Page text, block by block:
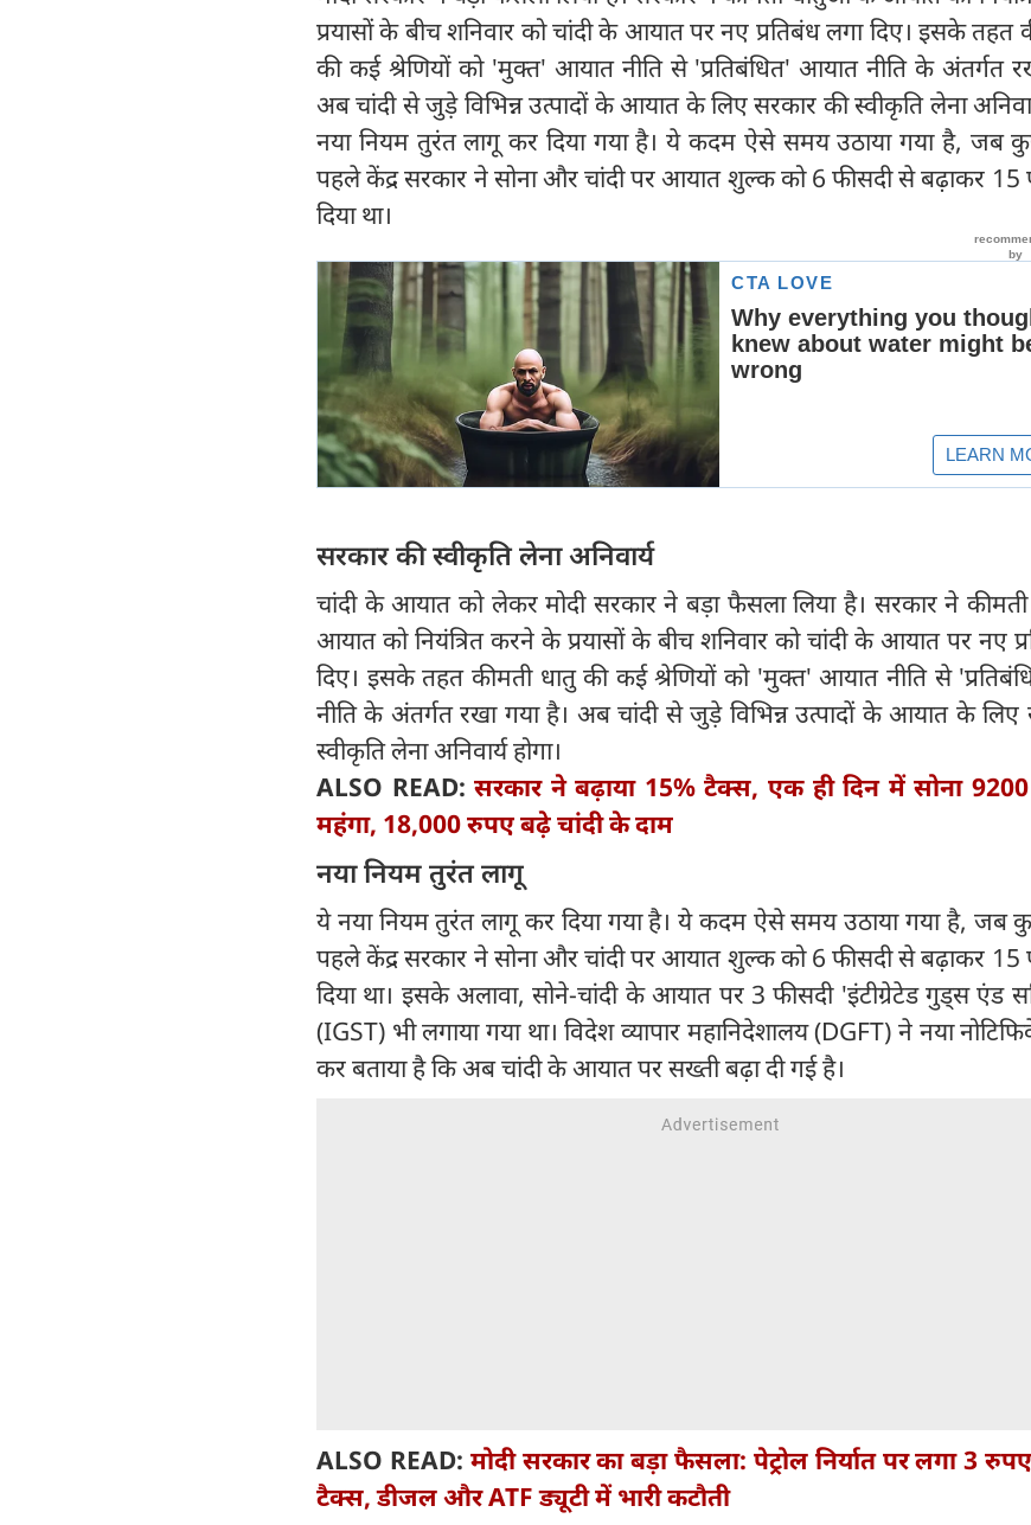
प्रयासों के बीच शनिवार को चांदी के आयात पर नए प्रतिबंध लगा दिए। इसके तहत
की कई श्रेणियों को 'मुक्त' आयात नीति से 'प्रतिबंधित' आयात नीति के अंतर्गत
अब चांदी से जुड़े विभिन्न उत्पादों के आयात के लिए सरकार की स्वीकृति लेना
नया नियम तुरंत लागू कर दिया गया है। ये कदम ऐसे समय उठाया गया है, जब
पहले केंद्र सरकार ने सोना और चांदी पर आयात शुल्क को 6 फीसदी से बढ़ाकर 15
दिया था।
सरकार की स्वीकृति लेना अनिवार्य
चांदी के आयात को लेकर मोदी सरकार ने बड़ा फैसला लिया है। सरकार ने
आयात को नियंत्रित करने के प्रयासों के बीच शनिवार को चांदी के आयात पर नए
दिए। इसके तहत कीमती धातु की कई श्रेणियों को 'मुक्त' आयात नीति से
नीति के अंतर्गत रखा गया है। अब चांदी से जुड़े विभिन्न उत्पादों के आयात के लिए
स्वीकृति लेना अनिवार्य होगा।
ALSO READ:सरकार ने बढ़ाया 15% टैक्स, एक ही दिन में सोना
महंगा, 18,000 रुपए बढ़े चांदी के दाम
नया नियम तुरंत लागू
ये नया नियम तुरंत लागू कर दिया गया है। ये कदम ऐसे समय उठाया गया है, जब
पहले केंद्र सरकार ने सोना और चांदी पर आयात शुल्क को 6 फीसदी से बढ़ाकर 15
दिया था। इसके अलावा, सोने-चांदी के आयात पर 3 फीसदी 'इंटीग्रेटेड गुड्स एंड
(IGST) भी लगाया गया था। विदेश व्यापार महानिदेशालय (DGFT) ने नया
कर बताया है कि अब चांदी के आयात पर सख्ती बढ़ा दी गई है।
ALSO READ: मोदी सरकार का बड़ा फैसला: पेट्रोल निर्यात पर लगा 3
टैक्स, डीजल और ATF ड्यूटी में भारी कटौती